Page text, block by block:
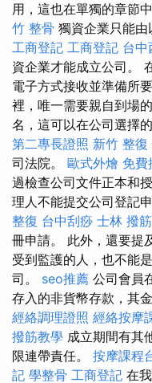
用，這也在單獨的章節
竹 整骨 獨資企業只能由
工商登記 工商登記 台中
資企業才能成立公司。
電子方式接收並準備所
裡，唯一需要親自到場
名，這可以在公司選擇
第二專長證照 新竹 整復
司法院。 歐式外燴 免費
過檢查公司文件正本和
理人不能提交公司登記
整復 台中刮痧 士林 撥筋
冊申請。 此外，還要提
受到監護的人，也不能
司。 seo推薦 公司會員
存入的非貨幣存款，其
經絡調理證照 經絡按摩
撥筋教學 成立期間有其
限連帶責任。 按摩課程
記 學整骨 工商登記 在